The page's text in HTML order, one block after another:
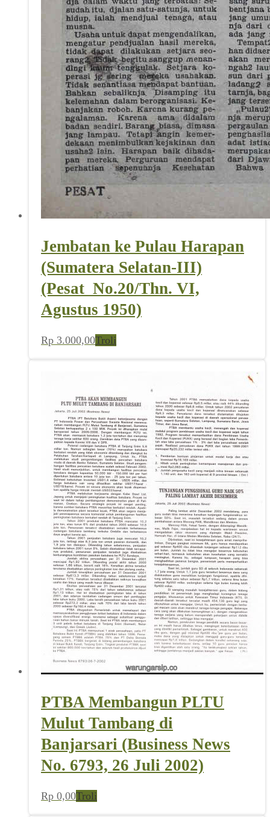
Jembatan ke Pulau Harapan
(Sumatera Selatan-III)
(Pesat_No.20/Thn. VI,
Agustus 1950)
Rp 3.000,00Troli
PTBA Membangun PLTU
Mulut Tambang di
Banjarsari (Business News
No. 6793, 26 Juli 2002)
Rp 0,00Troli